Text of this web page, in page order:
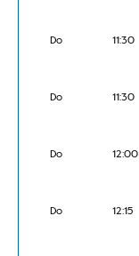
Do 11:30
Do 11:30
Do 12:00
Do 12:15